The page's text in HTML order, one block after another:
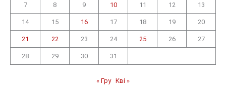
7 8 9 10 11 12 13
14 15 16 17 18 19 20
21 22 23 24 25 26 27
28 29 30 31
« Гру Кві »